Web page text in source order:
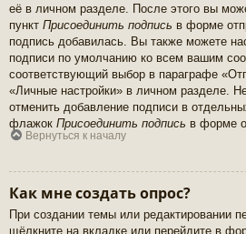
её в личном разделе. После этого вы
пункт Присоединить подпись в форме
подпись добавилась. Вы также можете
подписи по умолчанию ко всем вашим
соответствующий выбор в параграфе
«Личные настройки» в личном разделе.
отменить добавление подписи в
флажок Присоединить подпись в форме
Вернуться к началу
Как мне создать опрос?
При создании темы или редактировании
щёлкните на вкладке или перейдите в